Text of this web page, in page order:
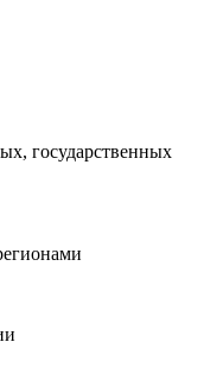
государственных